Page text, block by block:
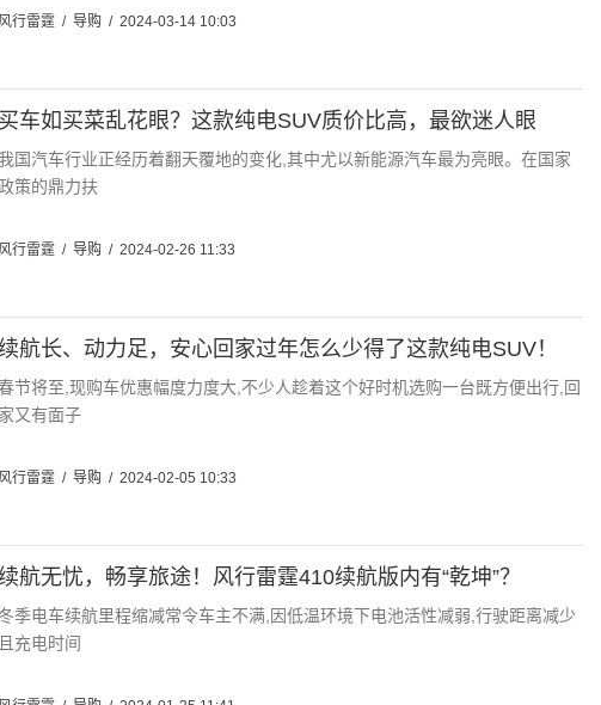
风行雷霆 / 导购 / 2024-03-14 10:03
买车如买菜乱花眼？这款纯电SUV质价比高，最欲迷人眼
国汽车行业正经历着翻天覆地的变化,其中尤以新能源汽车最为亮眼。在国家
策的鼎力扶
风行雷霆 / 导购 / 2024-02-26 11:33
航长、动力足，安心回家过年怎么少得了这款纯电SUV！
节将至,现购车优惠幅度力度大,不少人趁着这个好时机选购一台既方便出行,回
家又有面子
风行雷霆 / 导购 / 2024-02-05 10:33
航无忧，畅享旅途！风行雷霆410续航版内有“乾坤”？
冬季电车续航里程缩减常令车主不满,因低温环境下电池活性减弱,行驶距离减少
且充电时间